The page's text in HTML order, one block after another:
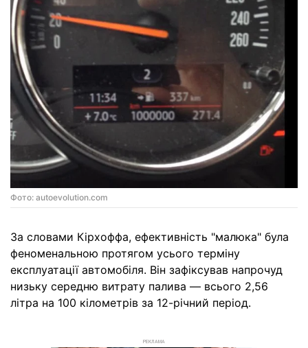
Фото: autoevolution.com
За словами Кірхоффа, ефективність "малюка" була
феноменальною протягом усього терміну
експлуатації автомобіля. Він зафіксував напрочуд
низьку середню витрату палива — всього 2,56
літра на 100 кілометрів за 12-річний період.
РЕКЛАМА